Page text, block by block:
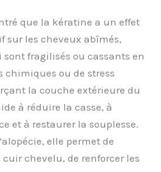
que la kératine a un effet
sur les cheveux abîmés,
fragilisés ou cassants en
chimiques ou de stress
la couche extérieure du
à réduire la casse, à
et à restaurer la souplesse.
elle permet de
chevelu, de renforcer les